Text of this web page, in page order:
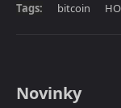
Tags: bitcoin
Novinky